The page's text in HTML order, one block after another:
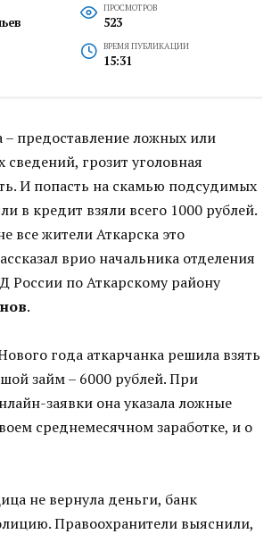
ПРОСМОТРОВ
523
ВРЕМЯ ПУБЛИКАЦИИ
15:31
– предоставление ложных или
сведений, грозит уголовная
И попасть на скамью подсудимых
в кредит взяли всего 1000 рублей.
все жители Аткарска это
врио начальника отделения
России по Аткарскому району
.
года аткарчанка решила взять
займ – 6000 рублей. При
заявки она указала ложные
среднемесячном заработке, и о
не вернула деньги, банк
Правоохранители выяснили,